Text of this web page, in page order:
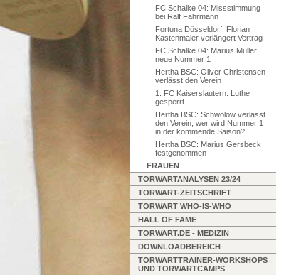
FC Schalke 04: Missstimmung
bei Ralf Fährmann
Fortuna Düsseldorf: Florian
Kastenmaier verlängert Vertrag
FC Schalke 04: Marius Müller
neue Nummer 1
Hertha BSC: Oliver Christensen
verlässt den Verein
1. FC Kaiserslautern: Luthe
gesperrt
Hertha BSC: Schwolow verlässt
den Verein, wer wird Nummer 1
in der kommende Saison?
Hertha BSC: Marius Gersbeck
festgenommen
FRAUEN
TORWARTANALYSEN 23/24
TORWART-ZEITSCHRIFT
TORWART WHO-IS-WHO
HALL OF FAME
TORWART.DE - MEDIZIN
DOWNLOADBEREICH
TORWARTTRAINER-WORKSHOPS
UND TORWARTCAMPS